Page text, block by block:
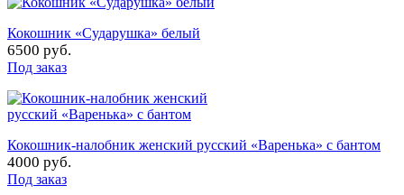
Кокошник «Сударушка» белый
6500 руб.
Под заказ
Кокошник-налобник женский русский «Варенька» с бантом
4000 руб.
Под заказ